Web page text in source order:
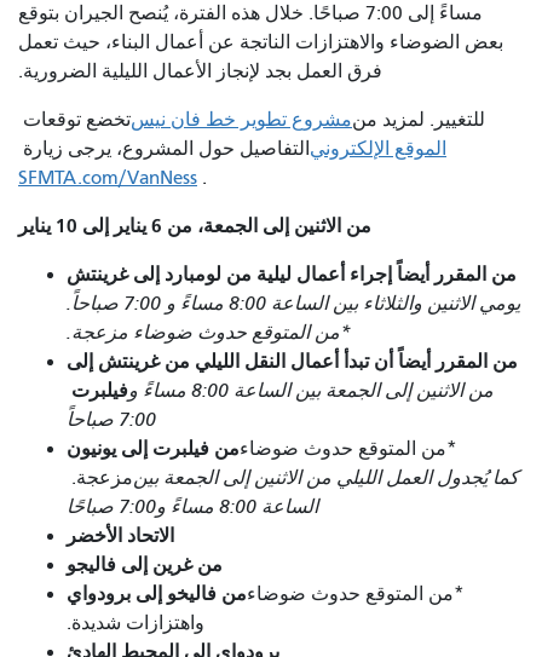
مساءً إلى 7:00 صباحًا. خلال هذه الفترة، يُنصح الجيران بتوقع
بعض الضوضاء والاهتزازات الناتجة عن أعمال البناء، حيث تعمل
فرق العمل بجد لإنجاز الأعمال الليلية الضرورية.
تخضع توقعاتمشروع تطوير خط فان نيسللتغيير. لمزيد من
التفاصيل حول المشروع، يرجى زيارة الموقع الإلكتروني
SFMTA.com/VanNess .
من الاثنين إلى الجمعة، من 6 يناير إلى 10 يناير
من المقرر أيضاً إجراء أعمال ليلية من لومبارد إلى غرينتش
يومي الاثنين والثلاثاء بين الساعة 8:00 مساءً و 7:00 صباحاً.
*من المتوقع حدوث ضوضاء مزعجة.
من المقرر أيضاً أن تبدأ أعمال النقل الليلي من غرينتش إلى
فيلبرتمن الاثنين إلى الجمعة بين الساعة 8:00 مساءً و
7:00 صباحاً
من فيلبرت إلى يونيون*من المتوقع حدوث ضوضاء
مزعجة.كما يُجدول العمل الليلي من الاثنين إلى الجمعة بين
الساعة 8:00 مساءً و7:00 صباحًا
الاتحاد الأخضر
من غرين إلى فاليجو
من فاليخو إلى برودواي*من المتوقع حدوث ضوضاء
واهتزازات شديدة.
برودواي إلى المحيط الهادئ